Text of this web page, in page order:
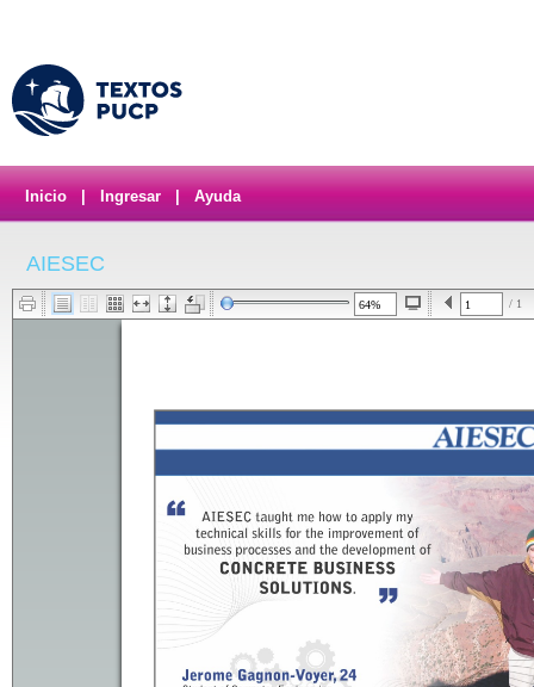
Inicio Ingresar Ayuda
AIESEC
/ 1